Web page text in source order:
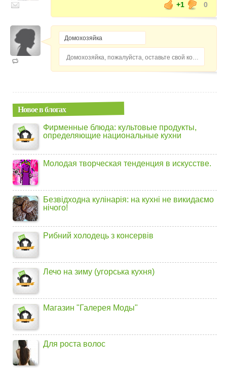
+1
0
Домохозяйка, пожалуйста, оставьте свой комментарий...
Новое в блогах
Фирменные блюда: культовые продукты,
определяющие национальные кухни
Молодая творческая тенденция в искусстве.
Безвідходна кулінарія: на кухні не викидаємо
нічого!
Рибний холодець з консервів
Лечо на зиму (угорська кухня)
Магазин "Галерея Моды"
Для роста волос